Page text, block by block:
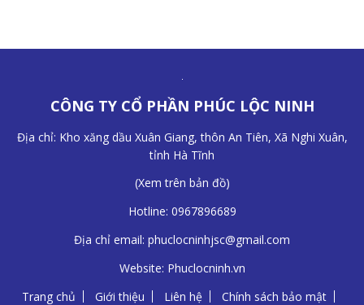
CÔNG TY CỔ PHẦN PHÚC LỘC NINH
Địa chỉ: Kho xăng dầu Xuân Giang, thôn An Tiên, Xã Nghi Xuân,
tỉnh Hà Tĩnh
(Xem trên bản đồ)
Hotline: 0967896689
Địa chỉ email: phuclocninhjsc@gmail.com
Website: Phuclocninh.vn
Trang chủ
Giới thiệu Liên hệ
Chính sách bảo mật